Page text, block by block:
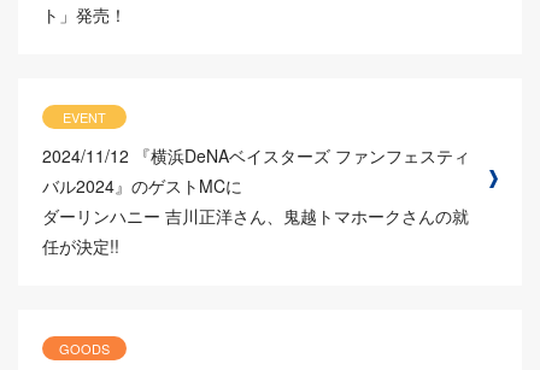
ト」発売！
EVENT
2024/11/12
『横浜DeNAベイスターズ ファンフェスティ
バル2024』のゲストMCに
ダーリンハニー 吉川正洋さん、鬼越トマホークさんの就
任が決定!!
GOODS